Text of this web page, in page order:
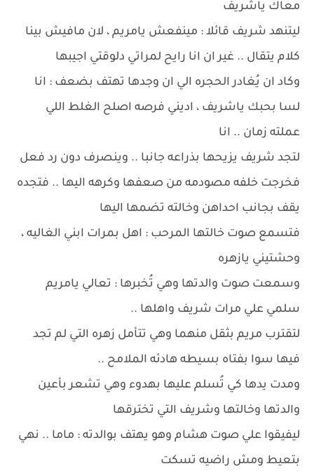
معاك ياشريف
ليتنهد شريف قائلا : مينفعش يامريم ، لان مافيش بينا
كلام يتقال .. غير ان انا رايح لمراتي دلوقتي اجيبها
وكاد ان يُغادر الحجره الي ان وجدها تهتف بضعف : انا
لسا بحبك ياشريف ، اديني فرصه اصلح الغلط اللي
عملته زمان .. انا
لتجد شريف يزيحها بذراعه جانبا .. وينصرف دون رد فعل
فخرجت خلفه مصودمه من صعفها وكرهه اليها .. فتجده
يقف بجانب احداهن وخالته تضمها اليها
فتسمع صوت خالتها المرحب : اهل بمرات ابني الغاليه ،
وحشتيني يازهره
وسمعت صوت والدتها وهي تُخبرها : تعالي يامريم
سلمي علي مرات شريف واهلها ..
لتقترب مريم بثقل منهما وهي تتأمل زهره التي لم تجد
فيها سوا بفتاه بسيطه هادئه الملامح ..
ومدت يدها كي تُسلم عليها بهدوء وهي تشعر بأعين
والدتها وخالتها وشريف التي تخترقها
ليفيقوا علي صوت هشام وهو يهتف بوالدته : ماما .. نهي
بتعيط ومش راضيه تسكت